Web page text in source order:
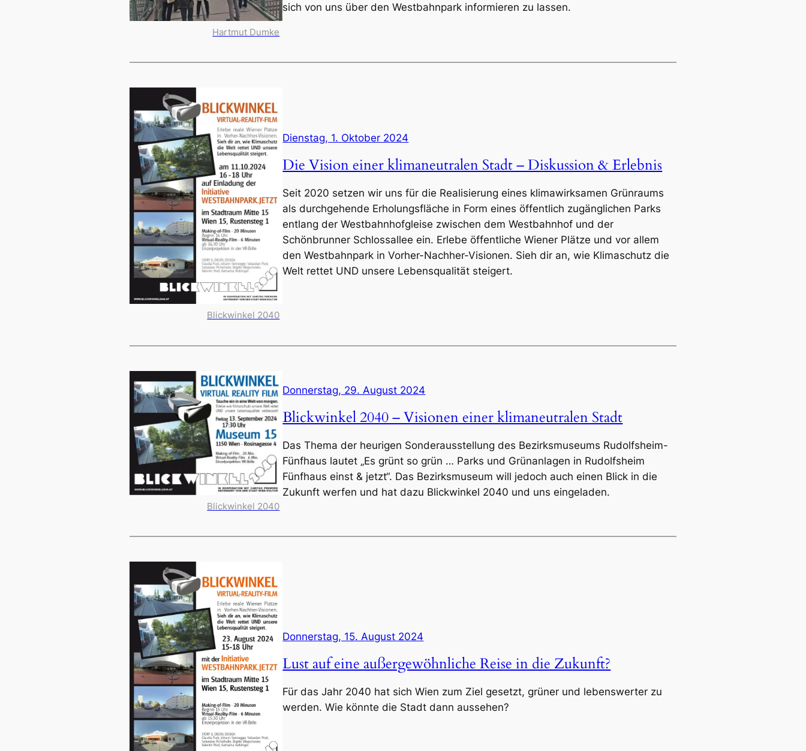
Hartmut Dumke
sich von uns über den Westbahnpark informieren zu lassen.
Blickwinkel 2040
Dienstag, 1. Oktober 2024
Die Vision einer klimaneutralen Stadt – Diskussion & Erlebnis
Seit 2020 setzen wir uns für die Realisierung eines klimawirksamen Grünraums
als durchgehende Erholungsfläche in Form eines öffentlich zugänglichen Parks
entlang der Westbahnhofgleise zwischen dem Westbahnhof und der
Schönbrunner Schlossallee ein. Erlebe öffentliche Wiener Plätze und vor allem
den Westbahnpark in Vorher-Nachher-Visionen. Sieh dir an, wie Klimaschutz die
Welt rettet UND unsere Lebensqualität steigert.
Blickwinkel 2040
Donnerstag, 29. August 2024
Blickwinkel 2040 – Visionen einer klimaneutralen Stadt
Das Thema der heurigen Sonderausstellung des Bezirksmuseums Rudolfsheim-
Fünfhaus lautet „Es grünt so grün … Parks und Grünanlagen in Rudolfsheim
Fünfhaus einst & jetzt“. Das Bezirksmuseum will jedoch auch einen Blick in die
Zukunft werfen und hat dazu Blickwinkel 2040 und uns eingeladen.
Donnerstag, 15. August 2024
Lust auf eine außergewöhnliche Reise in die Zukunft?
Für das Jahr 2040 hat sich Wien zum Ziel gesetzt, grüner und lebenswerter zu
werden. Wie könnte die Stadt dann aussehen?